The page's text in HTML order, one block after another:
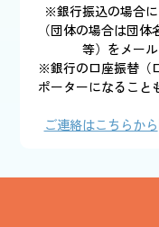
※銀行振込の場合
（団体の場合は団
等）をメー
※銀行の口座振替（
ポーターになること
ご連絡はこちらから